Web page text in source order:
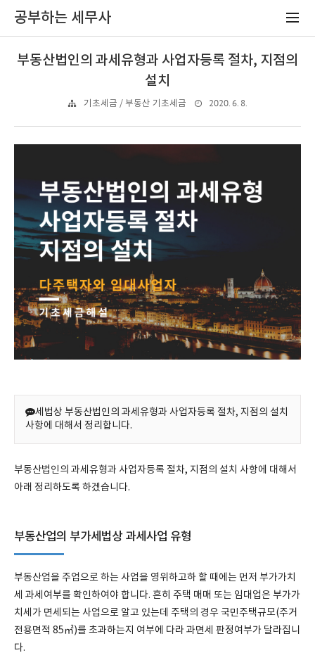
공부하는 세무사
부동산법인의 과세유형과 사업자등록 절차, 지점의
설치
기초세금 / 부동산 기초세금 2020. 6. 8.
세법상 부동산법인의 과세유형과 사업자등록 절차, 지점의 설치
사항에 대해서 정리합니다.
부동산법인의 과세유형과 사업자등록 절차, 지점의 설치 사항에 대해서
아래 정리하도록 하겠습니다.
부동산업의 부가세법상 과세사업 유형
부동산업을 주업으로 하는 사업을 영위하고하 할 때에는 먼저 부가가치
세 과세여부를 확인하여야 합니다. 흔히 주택 매매 또는 임대업은 부가가
치세가 면세되는 사업으로 알고 있는데 주택의 경우 국민주택규모(주거
전용면적 85㎡)를 초과하는지 여부에 다라 과면세 판정여부가 달라집니
다.